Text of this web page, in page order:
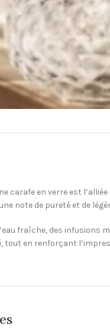
carafe en verre est
note de pureté et de
fraîche, des infusions
tout en renforçant